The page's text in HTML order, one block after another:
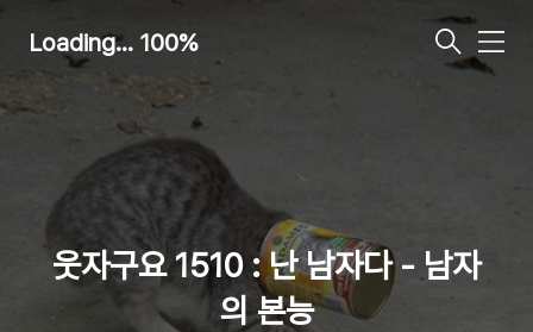
Loading... 100%
메
뉴
웃자구요 1510 : 난 남자다 - 남자
의 본능